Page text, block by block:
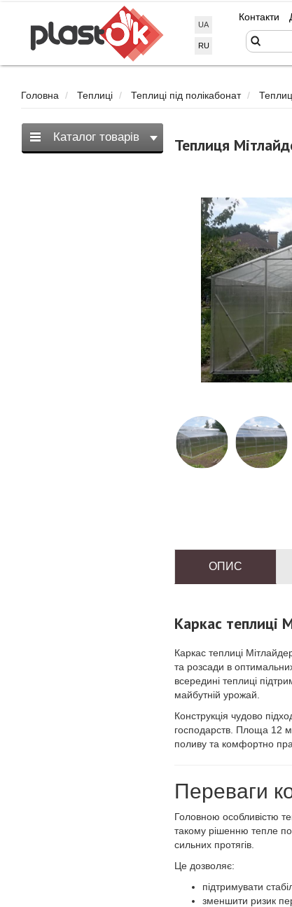
UA
RU
Контакти
Головна Теплиці Теплиці під полікабонат
Теплиця
ОПИС
Каркас теплиці
Каркас теплиці
та розсади в
всередині теплиці
майбутній урожай.
Конструкція чудово
господарств. Площа 12
поливу та комфортно
Переваги
Головною особливістю
такому рішенню тепле
сильних протягів.
Це дозволяє:
підтримувати
зменшити ризик
Каталог товарів